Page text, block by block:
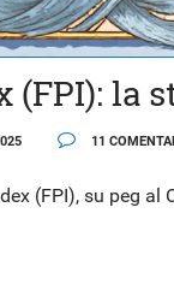
(FPI): la
11
(FPI), su peg